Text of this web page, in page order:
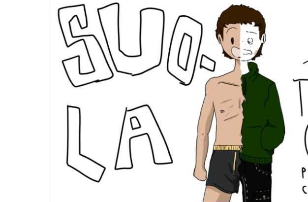
Incontro sul referendum per la riforma della
SERIE TV